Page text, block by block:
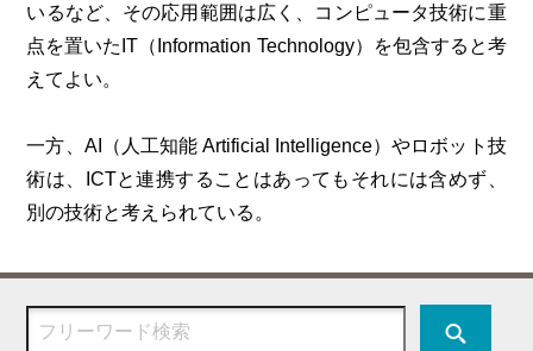
いるなど、その応用範囲は広く、コンピュータ技術に重
点を置いたIT（Information Technology）を包含すると考
えてよい。
一方、AI（人工知能 Artificial Intelligence）やロボット技
術は、ICTと連携することはあってもそれには含めず、
別の技術と考えられている。